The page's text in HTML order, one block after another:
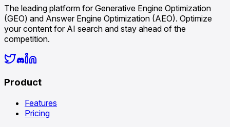
The leading platform for Generative Engine Optimization
(GEO) and Answer Engine Optimization (AEO). Optimize
your content for AI search and stay ahead of the
competition.
Product
Features
Pricing